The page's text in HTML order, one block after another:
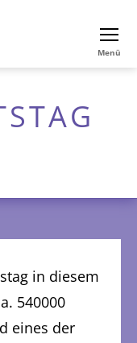
Menü
in diesem
540000
eines der